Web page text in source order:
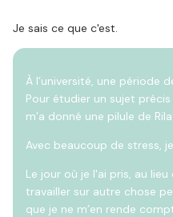
Je sais ce que c'est.
À l’université, une période
Pour étudier un sujet
m’a donné une pilule de
Avec beaucoup de stress,
Le jour où je l'ai pris, au
travailler sur autre chose
que je ne m’en rende